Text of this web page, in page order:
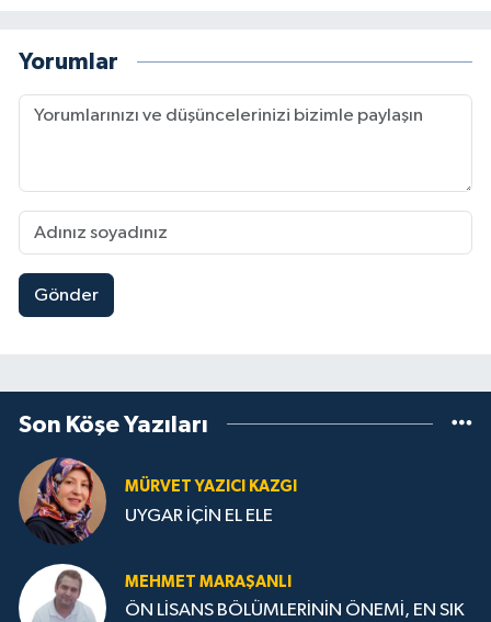
Yorumlar
Gönder
Son Köşe Yazıları
MÜRVET YAZICI KAZGI
UYGAR İÇİN EL ELE
MEHMET MARAŞANLI
ÖN LİSANS BÖLÜMLERİNİN ÖNEMİ, EN SIK